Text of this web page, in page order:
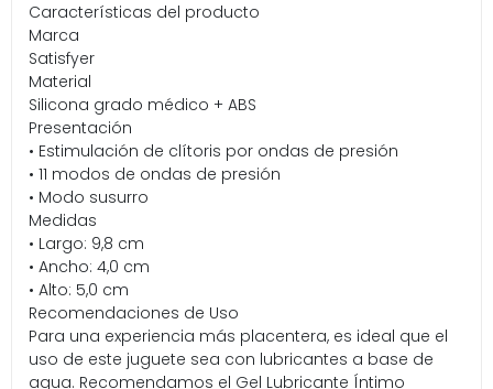
Características del producto
Marca
Satisfyer
Material
Silicona grado médico + ABS
Presentación
• Estimulación de clítoris por ondas de presión
• 11 modos de ondas de presión
• Modo susurro
Medidas
• Largo: 9,8 cm
• Ancho: 4,0 cm
• Alto: 5,0 cm
Recomendaciones de Uso
Para una experiencia más placentera, es ideal que el
uso de este juguete sea con lubricantes a base de
agua. Recomendamos el Gel Lubricante Íntimo